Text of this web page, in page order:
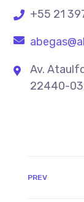
+55 21
Av.
22440-
PREV